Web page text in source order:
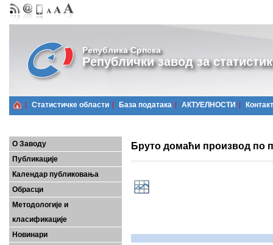
Република Српска
Републички завод за
Статистичке области Базa података АКТУЕЛНОСТИ Контакт
О Заводу
Публикације
Календар публиковања
Обрасци
Методологије и
класификације
Новинари
Бруто домаћи производ по